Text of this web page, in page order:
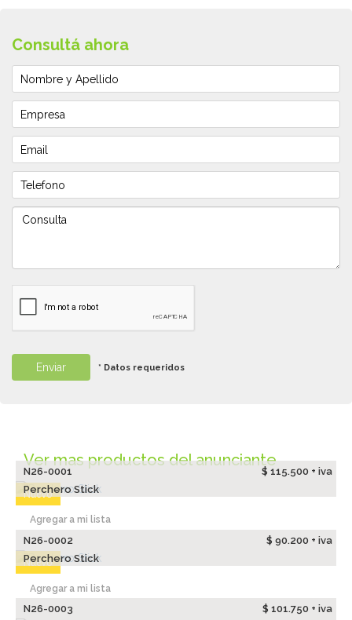
Consultá ahora
* Datos requeridos
Ver mas productos del anunciante
Nuevo
N26-0001
$ 115.500 + iva
Perchero Stick
Agregar a mi lista
Nuevo
N26-0002
$ 90.200 + iva
Perchero Stick
Agregar a mi lista
N26-0003
$ 101.750 + iva